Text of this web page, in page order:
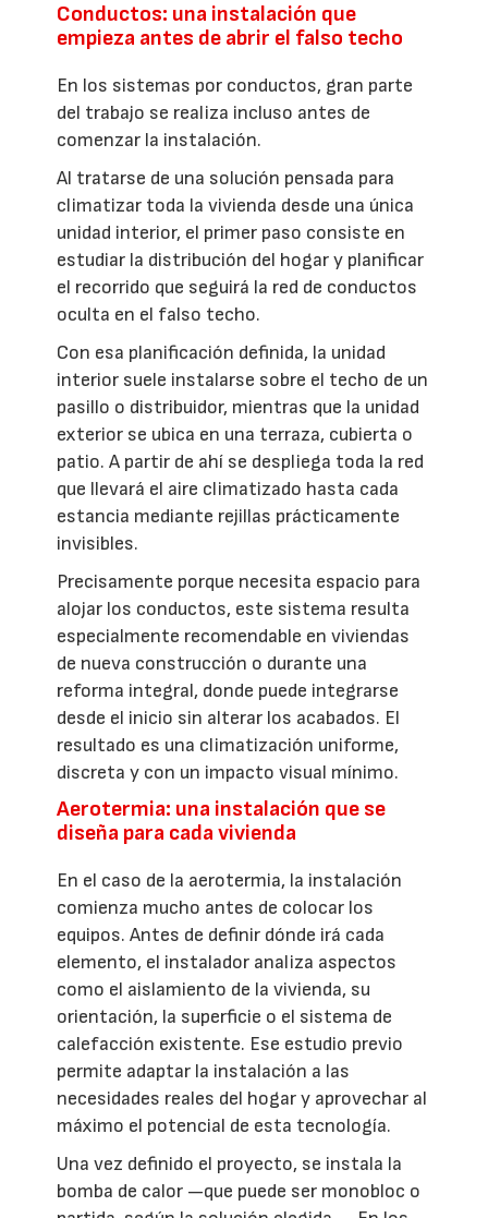
Conductos: una instalación que
empieza antes de abrir el falso techo
En los sistemas por conductos, gran parte
del trabajo se realiza incluso antes de
comenzar la instalación.
Al tratarse de una solución pensada para
climatizar toda la vivienda desde una única
unidad interior, el primer paso consiste en
estudiar la distribución del hogar y planificar
el recorrido que seguirá la red de conductos
oculta en el falso techo.
Con esa planificación definida, la unidad
interior suele instalarse sobre el techo de un
pasillo o distribuidor, mientras que la unidad
exterior se ubica en una terraza, cubierta o
patio. A partir de ahí se despliega toda la red
que llevará el aire climatizado hasta cada
estancia mediante rejillas prácticamente
invisibles.
Precisamente porque necesita espacio para
alojar los conductos, este sistema resulta
especialmente recomendable en viviendas
de nueva construcción o durante una
reforma integral, donde puede integrarse
desde el inicio sin alterar los acabados. El
resultado es una climatización uniforme,
discreta y con un impacto visual mínimo.
Aerotermia: una instalación que se
diseña para cada vivienda
En el caso de la aerotermia, la instalación
comienza mucho antes de colocar los
equipos. Antes de definir dónde irá cada
elemento, el instalador analiza aspectos
como el aislamiento de la vivienda, su
orientación, la superficie o el sistema de
calefacción existente. Ese estudio previo
permite adaptar la instalación a las
necesidades reales del hogar y aprovechar al
máximo el potencial de esta tecnología.
Una vez definido el proyecto, se instala la
bomba de calor —que puede ser monobloc o